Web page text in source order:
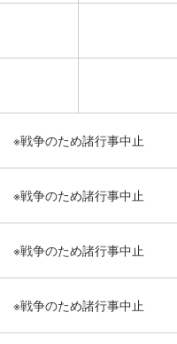
※戦争のため諸行事中止
※戦争のため諸行事中止
※戦争のため諸行事中止
※戦争のため諸行事中止